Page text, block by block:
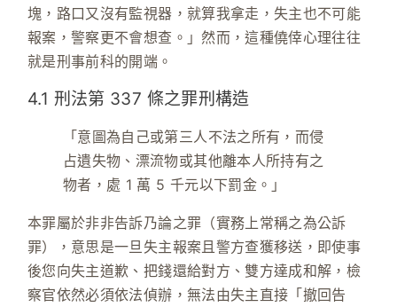
塊，路口又沒有監視器，就算我拿走，失主也不可能
報案，警察更不會想查。」然而，這種僥倖心理往往
就是刑事前科的開端。
4.1 刑法第 337 條之罪刑構造
「意圖為自己或第三人不法之所有，而侵
占遺失物、漂流物或其他離本人所持有之
物者，處 1 萬 5 千元以下罰金。」
本罪屬於非非告訴乃論之罪 （實務上常稱之為公訴
罪），意思是一旦失主報案且警方查獲移送，即使事
後您向失主道歉、把錢還給對方、雙方達成和解， 檢
察官依然必須依法偵辦，無法由失主直接「撤回告